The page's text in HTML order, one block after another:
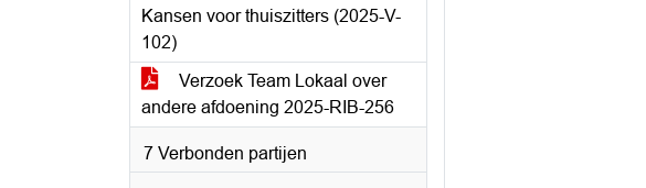
Kansen voor thuiszitters (2025-V-
102)
Verzoek Team Lokaal over
andere afdoening 2025-RIB-256
7 Verbonden partijen